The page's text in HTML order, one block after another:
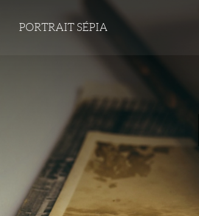
PORTRAIT SÉPIA